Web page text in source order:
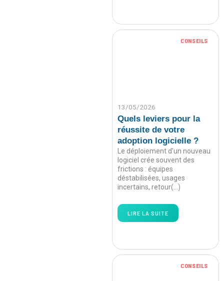
CONSEILS
13/05/2026
Quels leviers pour la
réussite de votre
adoption logicielle ?
Le déploiement d’un nouveau
logiciel crée souvent des
frictions : équipes
déstabilisées, usages
incertains, retour(…)
LIRE LA SUITE
CONSEILS